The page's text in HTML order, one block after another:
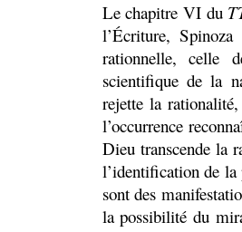
Le chapitre VI du
l’Écriture,
rationnelle, celle
scientifique de la
rejette la
l’occurrence
Dieu transcende la
l’identification de la
sont des
la possibilité du